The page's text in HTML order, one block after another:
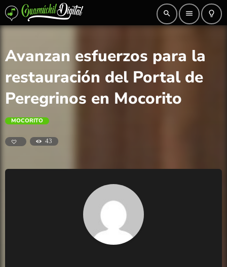
search menu lightbulb_outline
Avanzan esfuerzos para la
restauración del Portal de
Peregrinos en Mocorito
MOCORITO
43